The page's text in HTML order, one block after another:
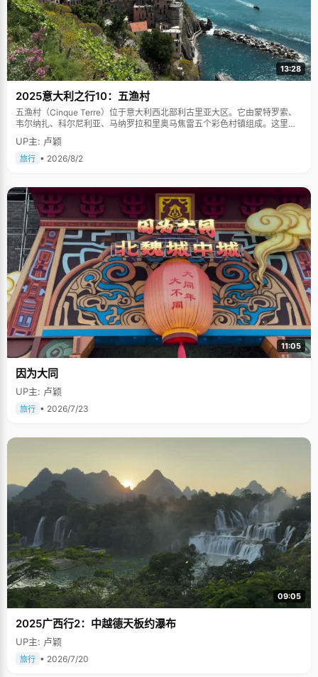
13:28
2025意大利之行10：五渔村
五渔村（Cinque Terre）位于意大利西北部利古里亚大区。它由蒙特罗索、
韦尔纳扎、科尔尼利亚、马纳罗拉和里奥马焦雷五个彩色村镇组成。这里依
山傍海，房屋色彩斑斓，1997年被列为世界文化遗产。
UP主: 卢颖
旅行 • 2026/8/2
11:05
因为大同
UP主: 卢颖
旅行 • 2026/7/23
09:05
2025广西行2：中越德天板约瀑布
UP主: 卢颖
旅行 • 2026/7/20